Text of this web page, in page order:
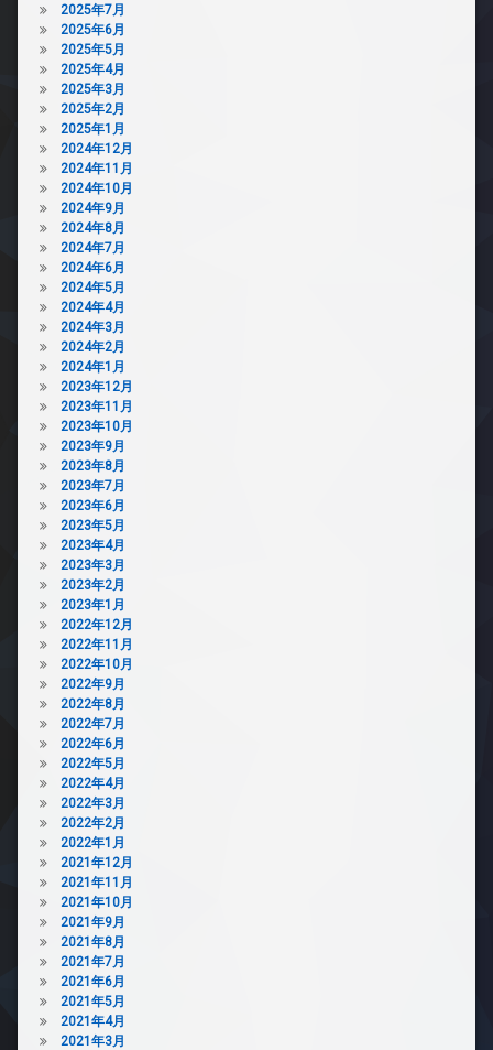
2025年7月
2025年6月
2025年5月
2025年4月
2025年3月
2025年2月
2025年1月
2024年12月
2024年11月
2024年10月
2024年9月
2024年8月
2024年7月
2024年6月
2024年5月
2024年4月
2024年3月
2024年2月
2024年1月
2023年12月
2023年11月
2023年10月
2023年9月
2023年8月
2023年7月
2023年6月
2023年5月
2023年4月
2023年3月
2023年2月
2023年1月
2022年12月
2022年11月
2022年10月
2022年9月
2022年8月
2022年7月
2022年6月
2022年5月
2022年4月
2022年3月
2022年2月
2022年1月
2021年12月
2021年11月
2021年10月
2021年9月
2021年8月
2021年7月
2021年6月
2021年5月
2021年4月
2021年3月